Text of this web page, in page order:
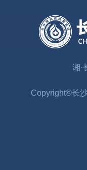
湘·
Copyright©长